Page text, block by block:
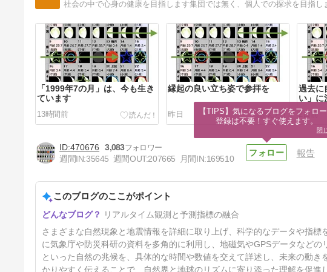
社会の中で心身の健康を目指します集団では無く、個人での探求を目指し
「1999年7の月」は、今も生き
ています
13時間前
縁起の良い立ち姿で参拝を
昨日
過去に
い」に
2日前
今日からお盆に掛けての注意点
4日前
470676
3,083
週間IN:35645 週間OUT:207665 月間IN:169510
報告
このブログのここがポイント
リアルタイム観測と予測指標の融合
さまざまな自然現象と地震情報を詳細に取り上げ、科学的なデータや指
に気象庁や防災科研の資料を多角的に利用し、地磁気やGPSデータなど
といった自然の兆候を、具体的な時間や数値を交えて詳述し、未来の動
かりやすく伝えることで、自然界と地球のリズムに寄り添った理解を促進
【TIPS】気になるブログをフォロー
登録は不要！すぐ使えます。
閉